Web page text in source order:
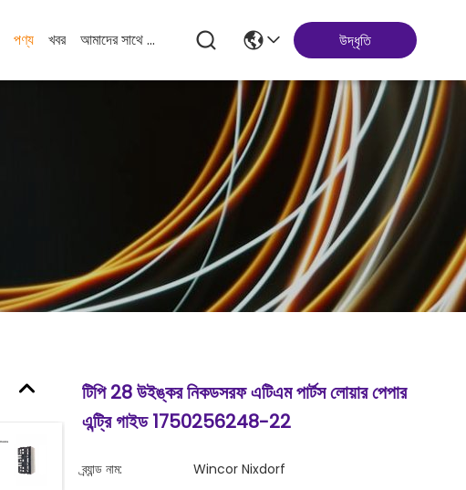
পণ্য খবর আমাদের সাথে যোগাযোগ করুন উদ্ধৃতি
টিপি 28 উইঙ্কর নিকডসরফ এটিএম পার্টস লোয়ার পেপার
এন্ট্রি গাইড 1750256248-22
ব্র্যান্ড নাম: Wincor Nixdorf